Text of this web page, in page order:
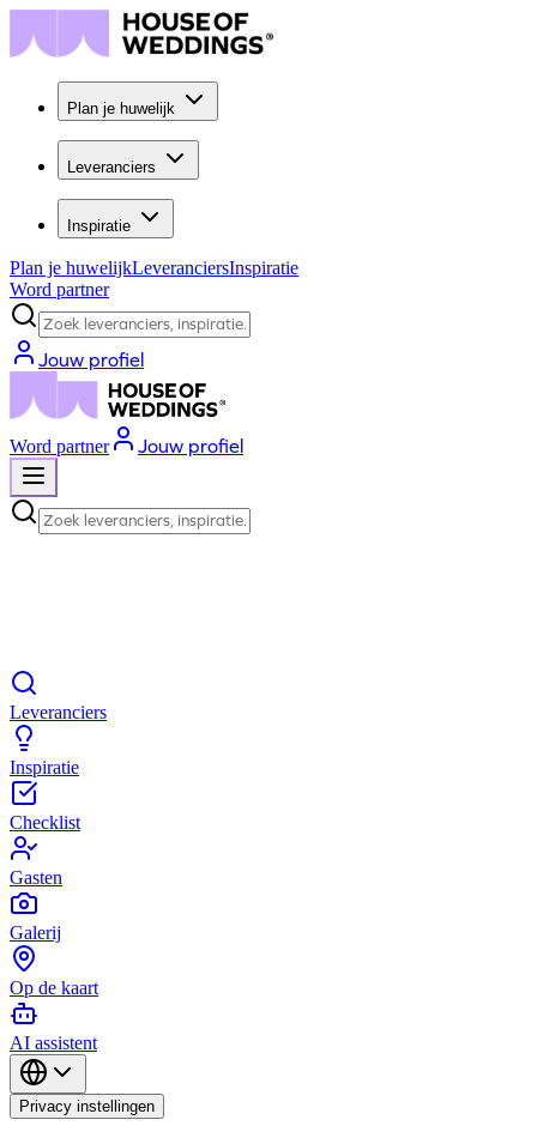
Plan je huwelijk
Leveranciers
Inspiratie
Plan je huwelijkLeveranciersInspiratie
Word partner
Zoek leveranciers, inspiratie...
Jouw profiel
Word partner Jouw profiel
Zoek leveranciers, inspiratie...
Leveranciers
Inspiratie
Checklist
Gasten
Galerij
Op de kaart
AI assistent
Privacy instellingen